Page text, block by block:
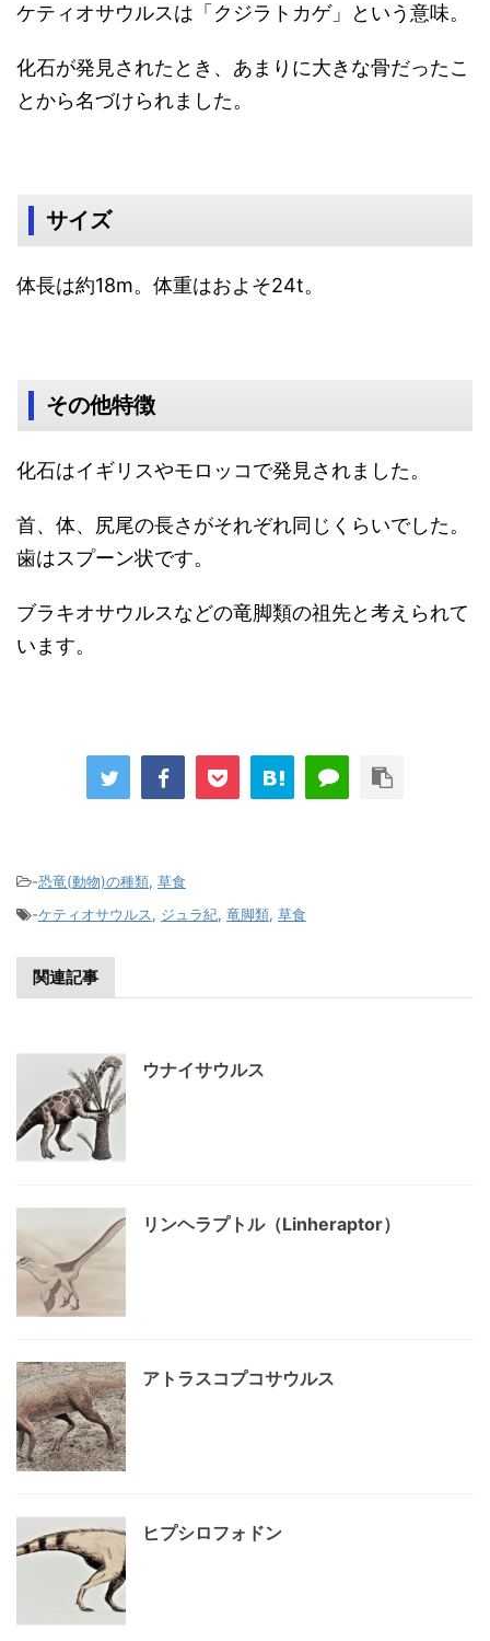
ケティオサウルスは「クジラトカゲ」という意味。
化石が発見されたとき、あまりに大きな骨だったこ
とから名づけられました。
サイズ
体長は約18m。体重はおよそ24t。
その他特徴
化石はイギリスやモロッコで発見されました。
首、体、尻尾の長さがそれぞれ同じくらいでした。
歯はスプーン状です。
ブラキオサウルスなどの竜脚類の祖先と考えられて
います。
-恐竜(動物)の種類, 草食
-ケティオサウルス, ジュラ紀, 竜脚類, 草食
関連記事
ウナイサウルス
リンヘラプトル（Linheraptor）
アトラスコプコサウルス
ヒプシロフォドン